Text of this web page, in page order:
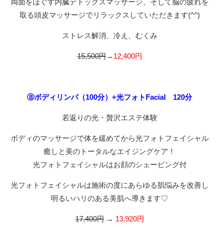
両面をほぐす内臓デトックスマッサージ、そして脳の疲れを
取る頭皮マッサージでリラックスしていただきます(^^)
ストレス解消、冷え、むくみ
15,500円→ 12,400円
Ⓑボディリンパ（100分）+光フォトFacial 120分
若返りの光・贅沢エステ体験
ボディのマッサージで体を緩めてから光フォトフェイシャル
癒しと美のトータルなエイジングケア！
光フォトフェイシャルはお顔のシェービング付
光フォトフェイシャルは施術の度にあらゆる肌悩みを改善し
明るいハリのある美肌へ導きます♡
17,400円→ 13,920円